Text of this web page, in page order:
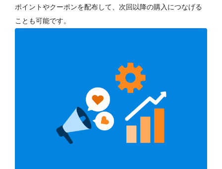
ポイントやクーポンを配布して、次回以降の購入につなげる
ことも可能です。